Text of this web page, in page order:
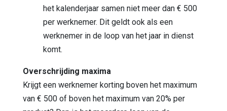
het kalenderjaar samen niet meer dan € 500
per werknemer. Dit geldt ook als een
werknemer in de loop van het jaar in dienst
komt.
Overschrijding maxima
Krijgt een werknemer korting boven het maximum
van € 500 of boven het maximum van 20% per